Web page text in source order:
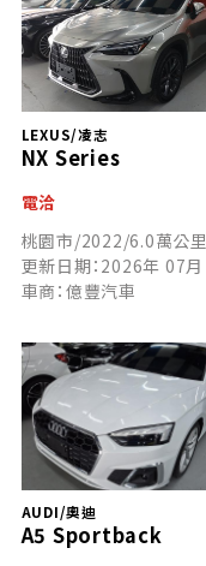
LEXUS/凌志
NX Series
電洽
桃園市/2022/6.0萬公里
更新日期：2026年 07月
車商：億豐汽車
AUDI/奧迪
A5 Sportback